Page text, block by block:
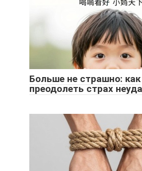
Больше не страшно: как
преодолеть страх